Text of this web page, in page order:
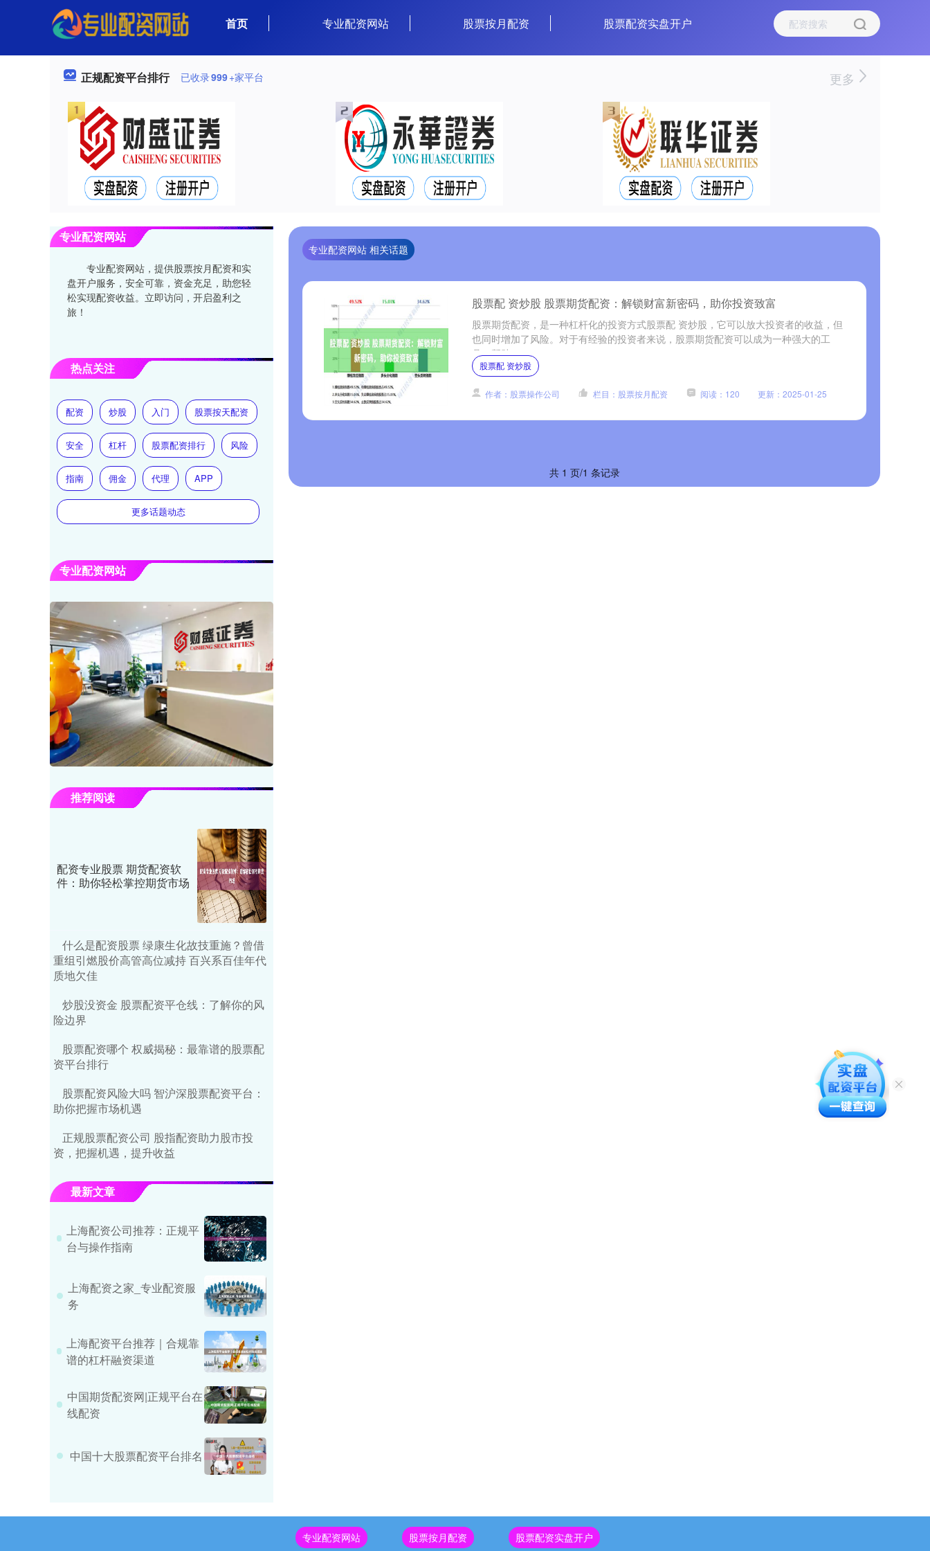
首页 专业配资网站 股票按月配资 股票配资实盘开户
正规配资平台排行 已收录999+家平台 更多
专业配资网站 相关话题
股票配 资炒股 股票期货配资：解锁财富新密码，助你投资致富
股票期货配资，是一种杠杆化的投资方式股票配 资炒股，它可以放大投资者的收益，但
也同时增加了风险。对于有经验的投资者来说，股票期货配资可以成为一种强大的工
具，帮助....
股票配 资炒股
作者：股票操作公司 栏目：股票按月配资 阅读：120 更新：2025-01-25
共 1 页/1 条记录
专业配资网站
专业配资网站，提供股票按月配资和实
盘开户服务，安全可靠，资金充足，助您轻
松实现配资收益。立即访问，开启盈利之
旅！
热点关注
配资 炒股 入门 股票按天配资
安全 杠杆 股票配资排行 风险
指南 佣金 代理 APP
更多话题动态
专业配资网站
推荐阅读
配资专业股票 期货配资软
件：助你轻松掌控期货市场
什么是配资股票 绿康生化故技重施？曾借
重组引燃股价高管高位减持 百兴系百佳年代
质地欠佳
炒股没资金 股票配资平仓线：了解你的风
险边界
股票配资哪个 权威揭秘：最靠谱的股票配
资平台排行
股票配资风险大吗 智沪深股票配资平台：
助你把握市场机遇
正规股票配资公司 股指配资助力股市投
资，把握机遇，提升收益
最新文章
上海配资公司推荐：正规平
台与操作指南
上海配资之家_专业配资服
务
上海配资平台推荐｜合规靠
谱的杠杆融资渠道
中国期货配资网|正规平台在
线配资
中国十大股票配资平台排名
专业配资网站 股票按月配资 股票配资实盘开户